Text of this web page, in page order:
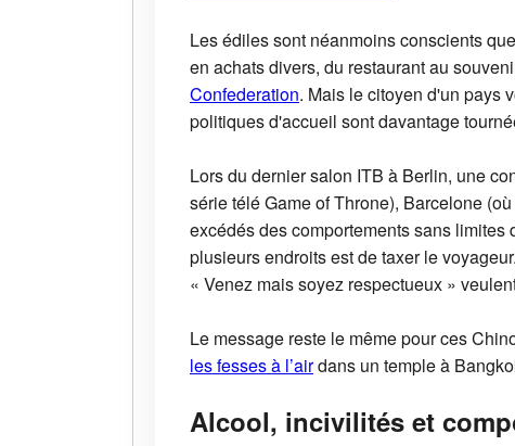
Les édiles sont néanmoins conscients
en achats divers, du restaurant au
Confederation. Mais le citoyen d'un pays
politiques d'accueil sont davantage
Lors du dernier salon ITB à Berlin, une
série télé Game of Throne), Barcelone
excédés des comportements sans
plusieurs endroits est de taxer le
« Venez mais soyez respectueux »
Le message reste le même pour ces
les fesses à l’airdans un temple à
Alcool, incivilités et